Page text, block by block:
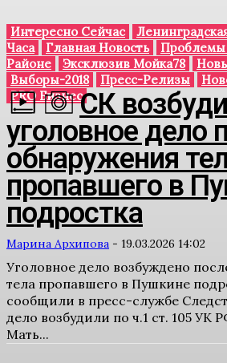
Интересно Сейчас
Часа
Главная Новость Проблемы
Районе
Эксклюзив Мойка78
Выборы-2018
Пресс-Релизы
PRO БизнесСК
уголовное дело
обнаружения
пропавшего в
подростка
Марина Архипова - 19.03.2026 14:02
Уголовное дело возбуждено
тела пропавшего в Пушкине
сообщили в пресс-службе
дело возбудили по ч.1 ст. 105 УК
Мать...